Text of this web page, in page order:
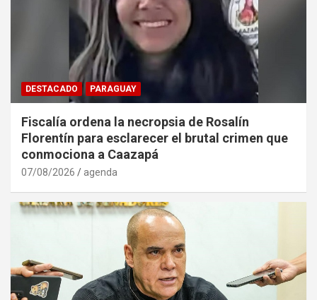
DESTACADO PARAGUAY
Fiscalía ordena la necropsia de Rosalín
Florentín para esclarecer el brutal crimen que
conmociona a Caazapá
07/08/2026 agenda